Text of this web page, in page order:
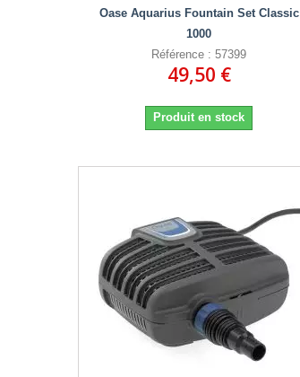
Oase Aquarius Fountain Set Classic
1000
Référence : 57399
49,50 €
Produit en stock